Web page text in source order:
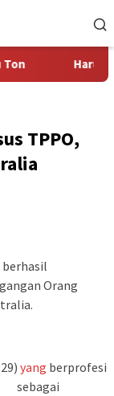
Harumkan
TPPO,
Orang
yang berprofesi
sebagai